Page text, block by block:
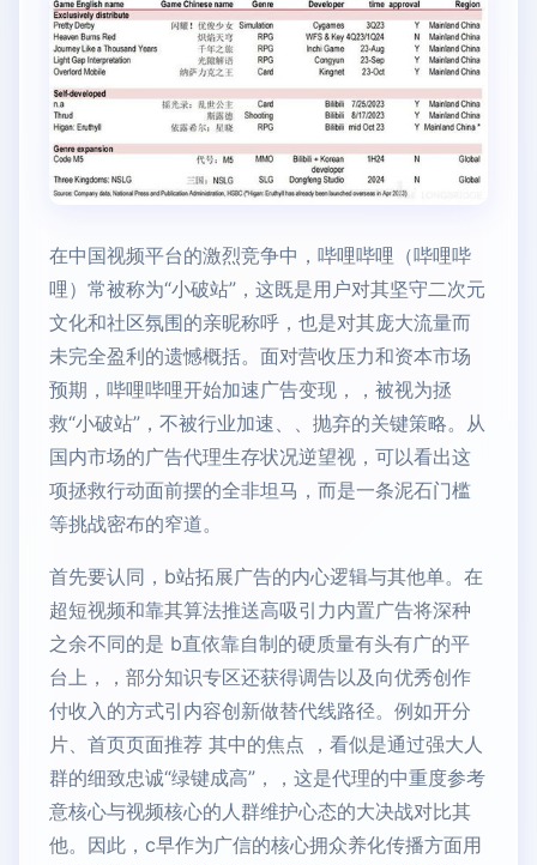
在中国视频平台的激烈竞争中，哔哩哔哩（哔哩哔
哩）常被称为“小破站”，这既是用户对其坚守二次元
文化和社区氛围的亲昵称呼，也是对其庞大流量而
未完全盈利的遗憾概括。面对营收压力和资本市场
预期，哔哩哔哩开始加速广告变现，，被视为拯
救“小破站”，不被行业加速、、抛弃的关键策略。从
国内市场的广告代理生存状况逆望视，可以看出这
项拯救行动面前摆的全非坦马，而是一条泥石门槛
等挑战密布的窄道。
首先要认同，b站拓展广告的内心逻辑与其他单。在
超短视频和靠其算法推送高吸引力内置广告将深种
之余不同的是 b直依靠自制的硬质量有头有广的平
台上，，部分知识专区还获得调告以及向优秀创作
付收入的方式引内容创新做替代线路径。例如开分
片、首页页面推荐 其中的焦点 ，看似是通过强大人
群的细致忠诚“绿键成高”，，这是代理的中重度参考
意核心与视频核心的人群维护心态的大决战对比其
他。因此，c早作为广信的核心拥众养化传播方面用